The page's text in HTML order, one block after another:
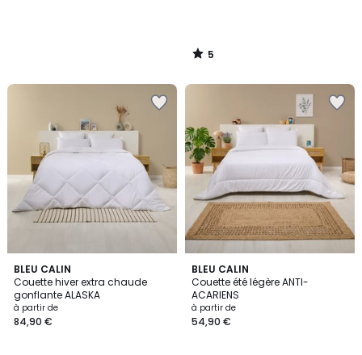
5
/
BLEU CALIN
Couette hiver extra chaude
gonflante ALASKA
à partir de
84,90 €
4,7
/ 5
BLEU CALIN
Couette été légère ANTI-
ACARIENS
à partir de
54,90 €
4,6
/ 5